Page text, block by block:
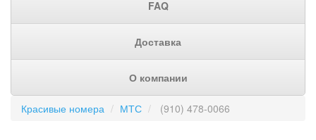
FAQ
Доставка
О компании
Красивые номера МТС (910) 478-0066